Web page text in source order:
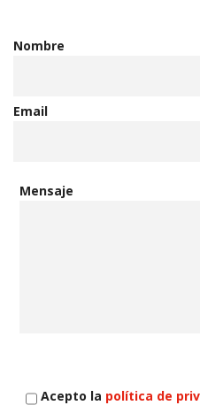
Nombre
Email
Mensaje
Acepto la política de